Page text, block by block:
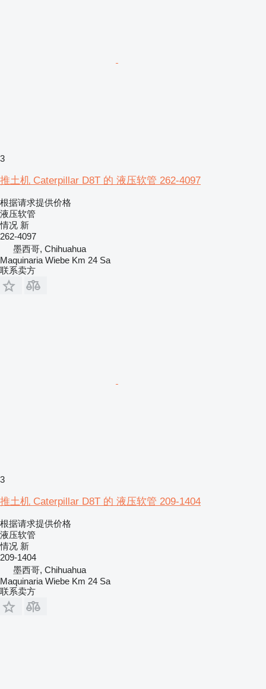
3
推土机 Caterpillar D8T 的 液压软管 262-4097
根据请求提供价格
液压软管
情况 新
262-4097
墨西哥, Chihuahua
Maquinaria Wiebe Km 24 Sa
联系卖方
3
推土机 Caterpillar D8T 的 液压软管 209-1404
根据请求提供价格
液压软管
情况 新
209-1404
墨西哥, Chihuahua
Maquinaria Wiebe Km 24 Sa
联系卖方